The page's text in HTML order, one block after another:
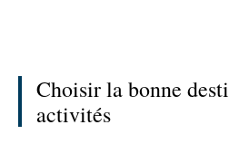
Choisir la bonne
activités